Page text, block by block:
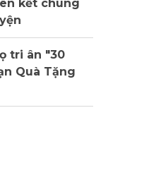
kết chung
tri ân "30
Quà Tặng